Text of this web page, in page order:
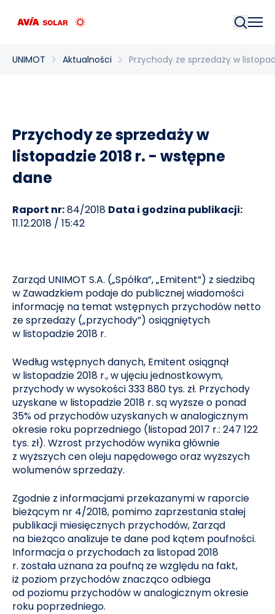
UNIMOT Aktualności Przychody ze sprzedaży w
Przychody ze sprzedaży w
listopadzie 2018 r. - wstępne
dane
Raport nr:84/2018 Data i godzina publikacji:
11.12.2018 / 15:42
Zarząd UNIMOT S.A. („Spółka”, „Emitent”) z siedzibą
w Zawadzkiem podaje do publicznej wiadomości
informację na temat wstępnych przychodów netto
ze sprzedaży („przychody”) osiągniętych
w listopadzie 2018 r.
Według wstępnych danych, Emitent osiągnął
w listopadzie 2018 r., w ujęciu jednostkowym,
przychody w wysokości 333 880 tys. zł. Przychody
uzyskane w listopadzie 2018 r. są wyższe o ponad
35% od przychodów uzyskanych w analogicznym
okresie roku poprzedniego (listopad 2017 r.: 247 122
tys. zł). Wzrost przychodów wynika głównie
z wyższych cen oleju napędowego oraz wyższych
wolumenów sprzedaży.
Zgodnie z informacjami przekazanymi w raporcie
bieżącym nr 4/2018, pomimo zaprzestania stałej
publikacji miesięcznych przychodów, Zarząd
na bieżąco analizuje te dane pod kątem poufności.
Informacja o przychodach za listopad 2018
r. została uznana za poufną ze względu na fakt,
iż poziom przychodów znacząco odbiega
od poziomu przychodów w analogicznym okresie
roku poprzedniego.